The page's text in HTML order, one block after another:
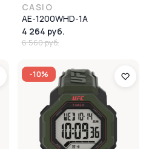
CASIO
AE-1200WHD-1A
4 264 руб.
6 560 руб.
-10%